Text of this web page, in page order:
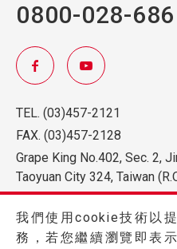
0800-028-686
TEL. (03)457-2121
FAX. (03)457-2128
Grape King No.402, Sec. 2,
Taoyuan City 324, Taiwan
Copyright © 2026 GRAPE KING
我們使用cookie技術以
務，若您繼續瀏覽即表